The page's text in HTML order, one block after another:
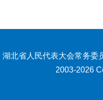
湖北省人民代表大会常务委
2003-2026